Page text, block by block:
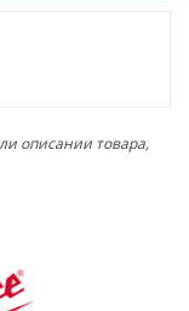
описании товара,